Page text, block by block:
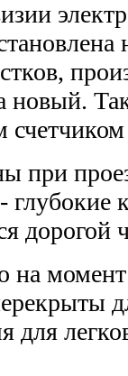
новый.
при
дорогой
момент
для